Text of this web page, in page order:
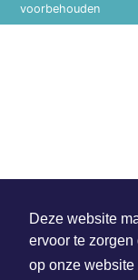
Deze website
ervoor te
op onze website
voorbehouden